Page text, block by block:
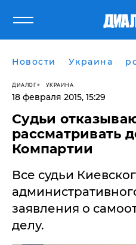
Новости Украина
ДИАЛОГ УКРАИНА
18 февраля 2015, 15:29
Судьи
рассматривать
Компартии
Все судьи
заявления о
делу.